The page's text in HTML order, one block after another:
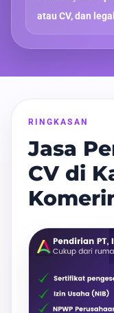
atau CV, dan
RINGKASAN
Jasa
CV di